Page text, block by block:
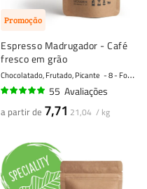
Promoção
Espresso Madrugador - Café
fresco em grão
Chocolatado, Frutado, Picante 8 - Forte
55 Avaliações
a partir de 7,71 21,04 / kg